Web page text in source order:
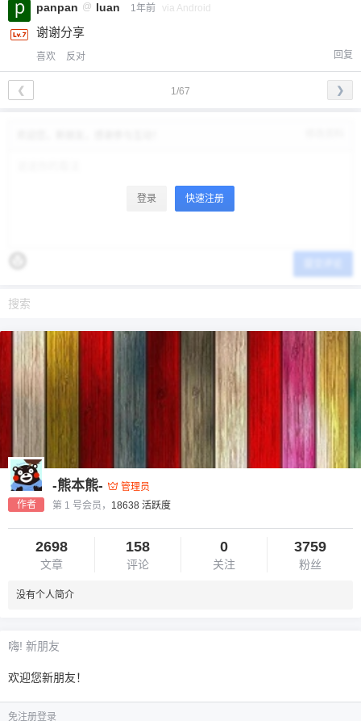
panpan @ luan 1年前 via Android
谢谢分享
喜欢 反对 回复
1/67
❮ ❯
登录 快速注册
作者
-熊本熊-
管理员
第 1 号会员， 18638 活跃度
2698
文章
158
评论
0
关注
3759
粉丝
没有个人简介
嗨! 新朋友
欢迎您新朋友！
免注册登录